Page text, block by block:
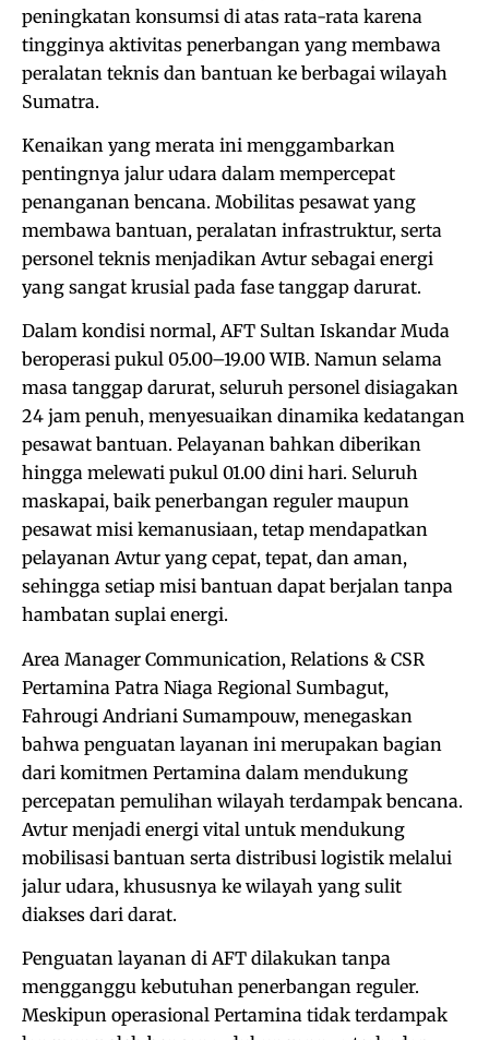
peningkatan konsumsi di atas rata-rata karena
tingginya aktivitas penerbangan yang membawa
peralatan teknis dan bantuan ke berbagai wilayah
Sumatra.
Kenaikan yang merata ini menggambarkan
pentingnya jalur udara dalam mempercepat
penanganan bencana. Mobilitas pesawat yang
membawa bantuan, peralatan infrastruktur, serta
personel teknis menjadikan Avtur sebagai energi
yang sangat krusial pada fase tanggap darurat.
Dalam kondisi normal, AFT Sultan Iskandar Muda
beroperasi pukul 05.00–19.00 WIB. Namun selama
masa tanggap darurat, seluruh personel disiagakan
24 jam penuh, menyesuaikan dinamika kedatangan
pesawat bantuan. Pelayanan bahkan diberikan
hingga melewati pukul 01.00 dini hari. Seluruh
maskapai, baik penerbangan reguler maupun
pesawat misi kemanusiaan, tetap mendapatkan
pelayanan Avtur yang cepat, tepat, dan aman,
sehingga setiap misi bantuan dapat berjalan tanpa
hambatan suplai energi.
Area Manager Communication, Relations & CSR
Pertamina Patra Niaga Regional Sumbagut,
Fahrougi Andriani Sumampouw, menegaskan
bahwa penguatan layanan ini merupakan bagian
dari komitmen Pertamina dalam mendukung
percepatan pemulihan wilayah terdampak bencana.
Avtur menjadi energi vital untuk mendukung
mobilisasi bantuan serta distribusi logistik melalui
jalur udara, khususnya ke wilayah yang sulit
diakses dari darat.
Penguatan layanan di AFT dilakukan tanpa
mengganggu kebutuhan penerbangan reguler.
Meskipun operasional Pertamina tidak terdampak